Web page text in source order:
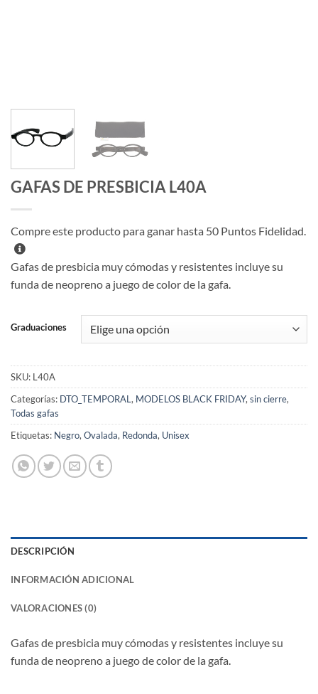
GAFAS DE PRESBICIA L40A
Compre este producto para ganar hasta 50 Puntos Fidelidad.
Gafas de presbicia muy cómodas y resistentes incluye su
funda de neopreno a juego de color de la gafa.
Graduaciones
SKU: L40A
Categorías: DTO_TEMPORAL , MODELOS BLACK FRIDAY, sin cierre,
Todas gafas
Etiquetas: Negro, Ovalada, Redonda, Unisex
DESCRIPCIÓN
INFORMACIÓN ADICIONAL
VALORACIONES (0)
Gafas de presbicia muy cómodas y resistentes incluye su
funda de neopreno a juego de color de la gafa.